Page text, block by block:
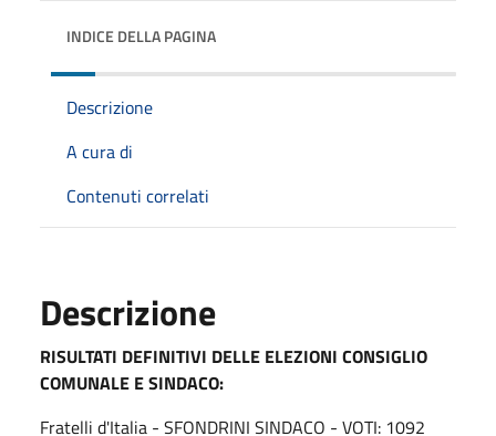
INDICE DELLA PAGINA
Descrizione
A cura di
Contenuti correlati
Descrizione
RISULTATI DEFINITIVI DELLE ELEZIONI CONSIGLIO
COMUNALE E SINDACO:
Fratelli d'Italia - SFONDRINI SINDACO - VOTI: 1092